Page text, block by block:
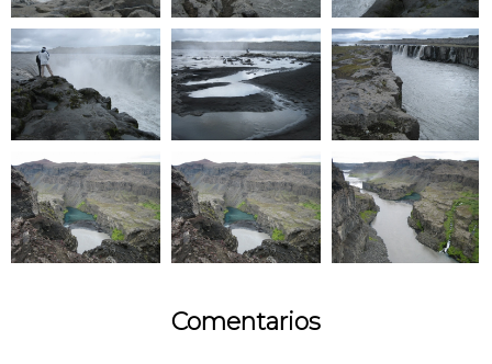
Comentarios